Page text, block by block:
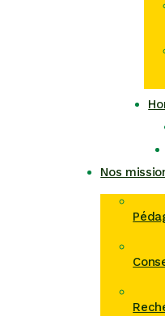
Nos